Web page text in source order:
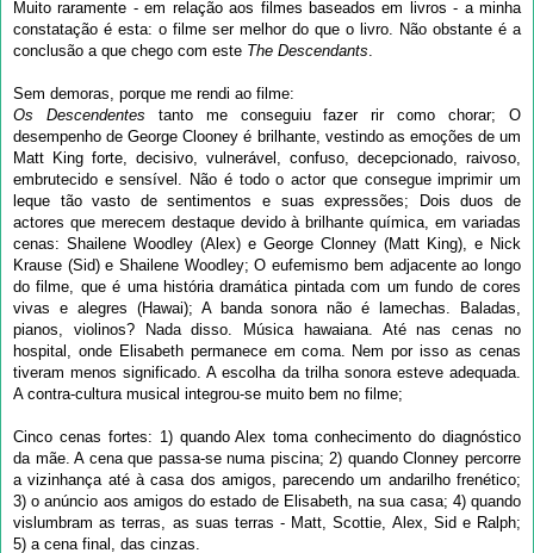
Muito raramente - em relação aos filmes baseados em livros - a minha
constatação é esta: o filme ser melhor do que o livro. Não obstante é a
conclusão a que chego com este The Descendants.
Sem demoras, porque me rendi ao filme:
Os Descendentes tanto me conseguiu fazer rir como chorar; O
desempenho de George Clooney é brilhante, vestindo as emoções de um
Matt King forte, decisivo, vulnerável, confuso, decepcionado, raivoso,
embrutecido e sensível. Não é todo o actor que consegue imprimir um
leque tão vasto de sentimentos e suas expressões; Dois duos de
actores que merecem destaque devido à brilhante química, em variadas
cenas: Shailene Woodley (Alex) e George Clonney (Matt King), e Nick
Krause (Sid) e Shailene Woodley; O eufemismo bem adjacente ao longo
do filme, que é uma história dramática pintada com um fundo de cores
vivas e alegres (Hawai); A banda sonora não é lamechas. Baladas,
pianos, violinos? Nada disso. Música hawaiana. Até nas cenas no
hospital, onde Elisabeth permanece em coma. Nem por isso as cenas
tiveram menos significado. A escolha da trilha sonora esteve adequada.
A contra-cultura musical integrou-se muito bem no filme;
Cinco cenas fortes: 1) quando Alex toma conhecimento do diagnóstico
da mãe. A cena que passa-se numa piscina; 2) quando Clonney percorre
a vizinhança até à casa dos amigos, parecendo um andarilho frenético;
3) o anúncio aos amigos do estado de Elisabeth, na sua casa; 4) quando
vislumbram as terras, as suas terras - Matt, Scottie, Alex, Sid e Ralph;
5) a cena final, das cinzas.